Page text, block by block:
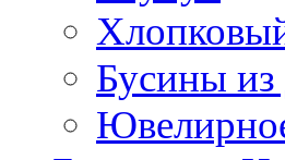
Бусины из